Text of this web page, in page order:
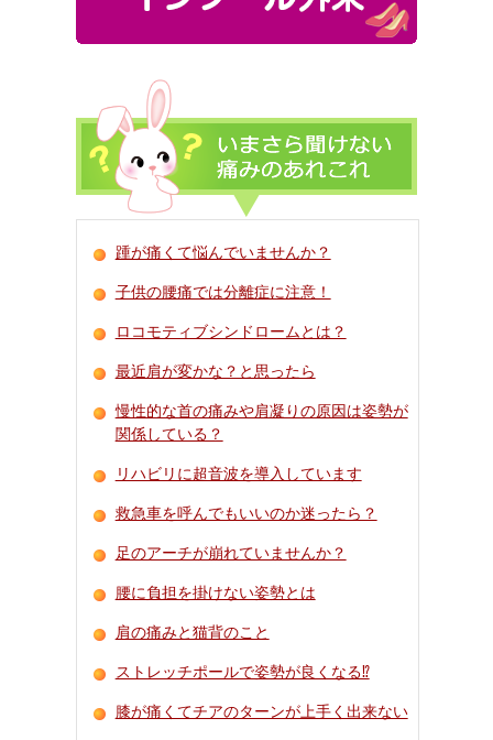
踵が痛くて悩んでいませんか？
子供の腰痛では分離症に注意！
ロコモティブシンドロームとは？
最近肩が変かな？と思ったら
慢性的な首の痛みや肩凝りの原因は姿勢が
関係している？
リハビリに超音波を導入しています
救急車を呼んでもいいのか迷ったら？
足のアーチが崩れていませんか？
腰に負担を掛けない姿勢とは
肩の痛みと猫背のこと
ストレッチポールで姿勢が良くなる⁉
膝が痛くてチアのターンが上手く出来ない